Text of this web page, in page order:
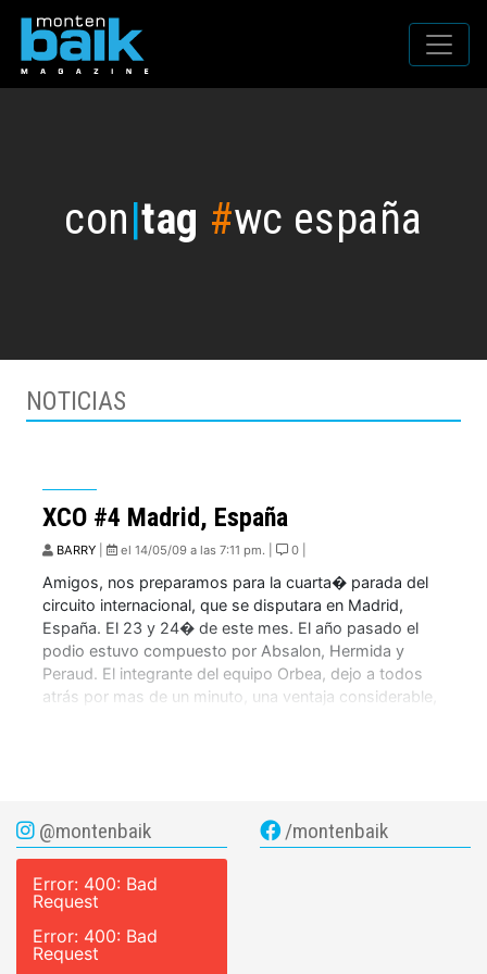
con|tag #wc españa
NOTICIAS
XCO #4 Madrid, España
BARRY el 14/05/09 a las 7:11 pm. | 0 |
Amigos, nos preparamos para la cuarta� parada del
circuito internacional, que se disputara en Madrid,
España. El 23 y 24� de este mes. El año pasado el
podio estuvo compuesto por Absalon, Hermida y
Peraud. El integrante del equipo Orbea, dejo a todos
atrás por mas de un minuto, una ventaja considerable,
@montenbaik
Error: 400: Bad
Request
Error: 400: Bad
Request
/montenbaik